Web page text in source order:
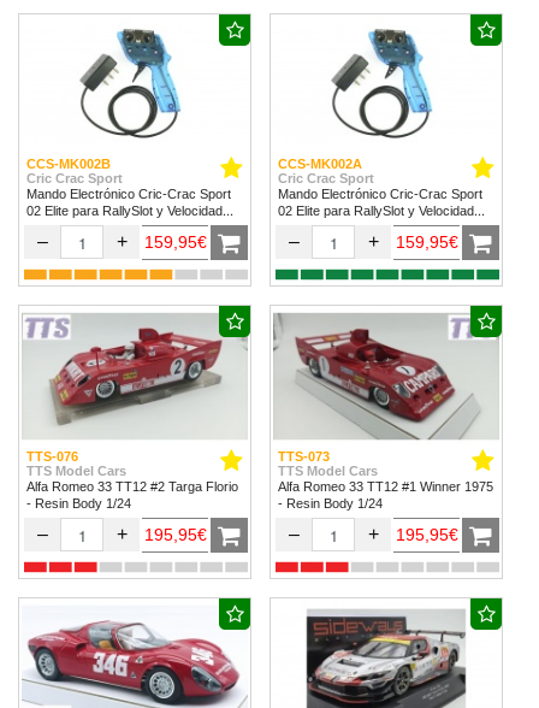
CCS-MK002B
Cric Crac Sport
Mando Electrónico Cric-Crac Sport
02 Elite para RallySlot y Velocidad
1/32 & 1/24.
– + 159,95€
CCS-MK002A
Cric Crac Sport
Mando Electrónico Cric-Crac Sport
02 Elite para RallySlot y Velocidad
1/32 & 1/24
– + 159,95€
TTS-076
TTS Model Cars
Alfa Romeo 33 TT12 #2 Targa Florio
- Resin Body 1/24
– + 195,95€
TTS-073
TTS Model Cars
Alfa Romeo 33 TT12 #1 Winner 1975
- Resin Body 1/24
– + 195,95€